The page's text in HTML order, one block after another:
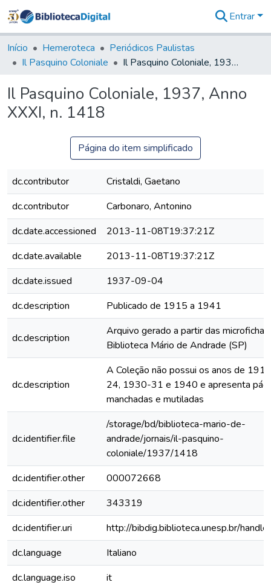
&
Coleções
Tudo na
Digital
Entrar
Início Hemeroteca
Periódicos Paulistas
Il Pasquino Coloniale
Il Pasquino Coloniale, 1937, Anno XXXI, n. 1418
Il Pasquino Coloniale, 1937, Anno
XXXI, n. 1418
Página do item simplificado
dc.contributor
Cristaldi, Gaetano
dc.contributor
Carbonaro, Antonino
dc.date.accessioned
2013-11-08T19:37:21Z
dc.date.available
2013-11-08T19:37:21Z
dc.date.issued
1937-09-04
dc.description
Publicado de 1915 a 1941
dc.description
Arquivo gerado a partir das
Biblioteca Mário de Andrade (SP)
dc.description
A Coleção não possui os anos de
24, 1930-31 e 1940 e apresenta
manchadas e mutiladas
dc.identifier.file
/storage/bd/biblioteca-mario-de-
andrade/jornais/il-pasquino-
coloniale/1937/1418
dc.identifier.other
000072668
dc.identifier.other
343319
dc.identifier.uri
http://bibdig.biblioteca.unesp.br/
dc.language
Italiano
dc.language.iso
it